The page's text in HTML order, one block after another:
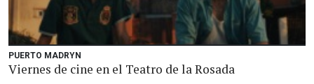
PUERTO MADRYN
Viernes de cine en el Teatro de la Rosada